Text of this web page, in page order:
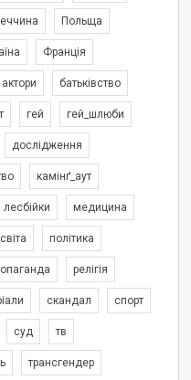
Польща
Франція
актори батьківство
гей гей_шлюби
дослідження
камінґ_аут
лесбійки медицина
політика
релігія
скандал спорт
суд тв
трансгендер